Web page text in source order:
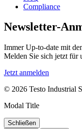
Compliance
Newsletter-
Immer Up-to-date mit
Melden Sie sich jetzt für
Jetzt anmelden
© 2026 Testo Industrial
Modal Title
Schließen